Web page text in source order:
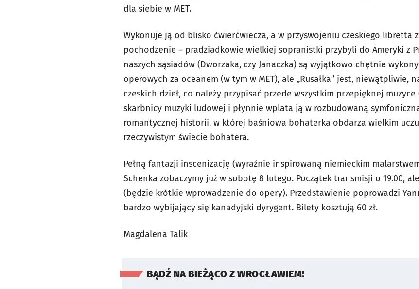
dla siebie w MET.
Wykonuje ją od blisko ćwierćwiecza, a w przyswojeniu czeskiego libretta
pochodzenie – pradziadkowie wielkiej sopranistki przybyli do Ameryki z
naszych sąsiadów (Dworzaka, czy Janaczka) są wyjątkowo chętnie
operowych za oceanem (w tym w MET), ale „Rusałka” jest, niewątpliwie,
czeskich dzieł, co należy przypisać przede wszystkim przepięknej
skarbnicy muzyki ludowej i płynnie wplata ją w rozbudowaną
romantycznej historii, w której baśniowa bohaterka obdarza wielkim
rzeczywistym świecie bohatera.
Pełną fantazji inscenizację (wyraźnie inspirowaną niemieckim
Schenka zobaczymy już w sobotę 8 lutego. Początek transmisji o 19.00,
(będzie krótkie wprowadzenie do opery). Przedstawienie poprowadzi
bardzo wybijający się kanadyjski dyrygent. Bilety kosztują 60 zł.
Magdalena Talik
BĄDŹ NA BIEŻĄCO Z WROCŁAWIEM!